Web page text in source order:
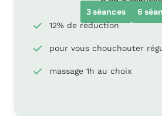
3 séances 6
12% de réduction
pour vous chouchouter
massage 1h au choix